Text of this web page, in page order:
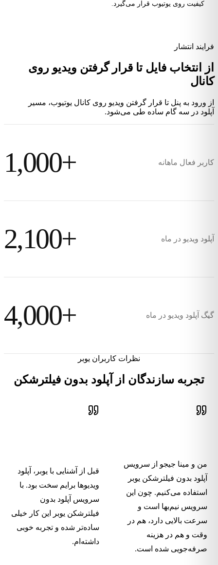
کیفیت روی یوتیوب قرار می‌گیرد.
فرایند انتشار
از انتخاب فایل تا قرار گرفتن ویدیو روی
کانال
از ورود به پنل تا قرار گرفتن ویدیو روی کانال یوتیوب، مسیر
آپلود در سه گام ساده طی می‌شود.
1,000+ کاربر فعال ماهانه
2,100+ آپلود ویدیو در ماه
4,000+ گیگ آپلود ویدیو در ماه
نظرات کاربران یوبر
تجربه سازندگان از آپلود بدون فیلترشکن
من و مینا جیجو از سرویس
آپلود بدون فیلترشکن یوبر
استفاده می‌کنیم. چون این
سرویس نیم‌بها است و
سرعت بالایی دارد، هم در
وقت و هم در هزینه
صرفه‌جویی شده است.
قبل از آشنایی با یوبر، آپلود
ویدیوها برایم سخت بود. با
سرویس آپلود بدون
فیلترشکن یوبر این کار خیلی
ساده‌تر شده و تجربه خوبی
داشته‌ام.